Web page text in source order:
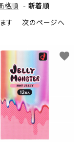
格順 - 新着順
す
次のページへ
favorite